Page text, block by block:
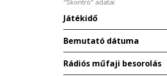
"Skontró" adatai
Játékidő
Bemutató dátuma
Rádiós műfaji besorolás